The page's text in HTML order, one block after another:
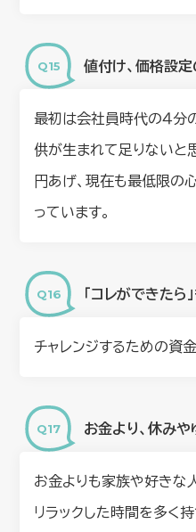
値付け、価格設
最初は会社員時代の４分
供が生まれて足りないと
円あげ、現在も最低限の
っています。
「コレができたら
チャレンジするための資
お金より、休みや
お金よりも家族や好きな
リラックした時間を多く